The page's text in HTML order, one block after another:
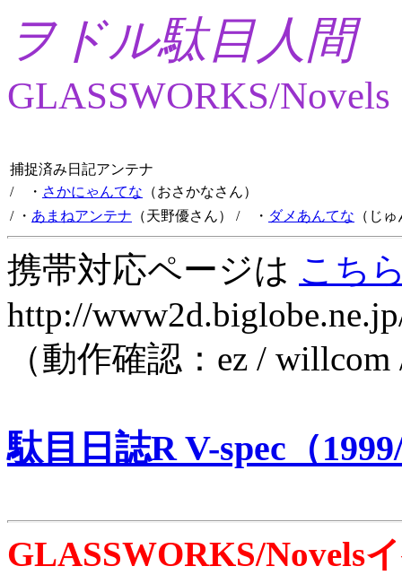
ヲドル駄目人間
GLASSWORKS/Novels
捕捉済み日記アンテナ
/ ・ さかにゃんてな （おさかなさん）
/ ・ あまねアンテナ （天野優さん） / ・ ダメあんてな （じ
携帯対応ページは こち
http://
（動作確認：ez /
駄目日誌R V-spec（
GLASSWORKS/Novels